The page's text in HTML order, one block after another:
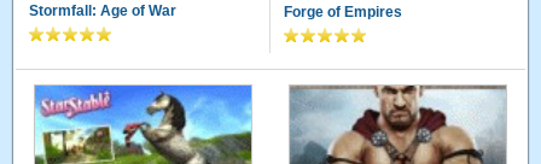
Stormfall: Age of War Forge of Empires